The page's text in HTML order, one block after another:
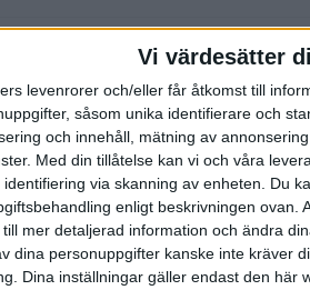
Vi värdesätter
levenrorer och/eller får åtkomst till
såsom unika identifierare och
och innehåll, mätning av
Med din tillåtelse kan vi och våra
via skanning av enheten. Du
enligt beskrivningen ovan.
mer detaljerad information och ändra
dina personuppgifter kanske inte kräver
Dina inställningar gäller endast den här
5 – en mjuk och studsig
MED ASICS | En bekväm och stabil
dämpning och sköna studs. ASICS
som passar utmärkt både till
32 – perfekt för löparen